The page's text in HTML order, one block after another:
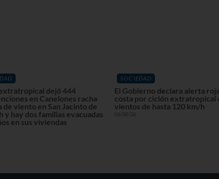
dejó 444
en Canelones racha
de viento en San Jacinto de
y hay dos familias evacuadas
en sus viviendas
SOCIEDAD
El Gobierno declara alerta
costa por ciclón extratropical
vientos de hasta 120 km/h
06/08/26